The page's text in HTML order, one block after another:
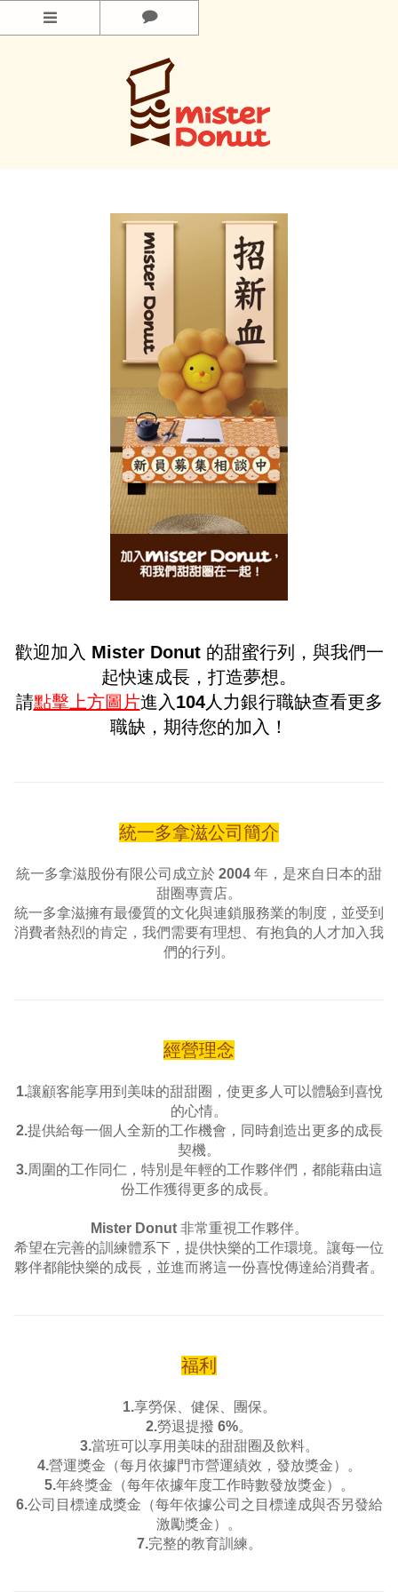
功能選單
歡迎加入 Mister Donut 的甜蜜行列，與我們一
起快速成長，打造夢想。
請點擊上方圖片進入104人力銀行職缺查看更多
職缺，期待您的加入！
統一多拿滋公司簡介
統一多拿滋股份有限公司成立於 2004 年，是來自日本的甜
甜圈專賣店。
統一多拿滋擁有最優質的文化與連鎖服務業的制度，並受到
消費者熱烈的肯定，我們需要有理想、有抱負的人才加入我
們的行列。
經營理念
1.讓顧客能享用到美味的甜甜圈，使更多人可以體驗到喜悅
的心情。
2.提供給每一個人全新的工作機會，同時創造出更多的成長
契機。
3.周圍的工作同仁，特別是年輕的工作夥伴們，都能藉由這
份工作獲得更多的成長。
Mister Donut 非常重視工作夥伴。
希望在完善的訓練體系下，提供快樂的工作環境。讓每一位
夥伴都能快樂的成長，並進而將這一份喜悅傳達給消費者。
福利
1.享勞保、健保、團保。
2.勞退提撥 6%。
3.當班可以享用美味的甜甜圈及飲料。
4.營運獎金（每月依據門市營運績效，發放獎金）。
5.年終獎金（每年依據年度工作時數發放獎金）。
6.公司目標達成獎金（每年依據公司之目標達成與否另發給
激勵獎金）。
7.完整的教育訓練。